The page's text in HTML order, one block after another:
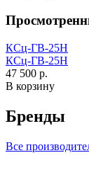
КСц-ГВ-25H
КСц-ГВ-25H
47 500 р.
В корзину
Бренды
Все